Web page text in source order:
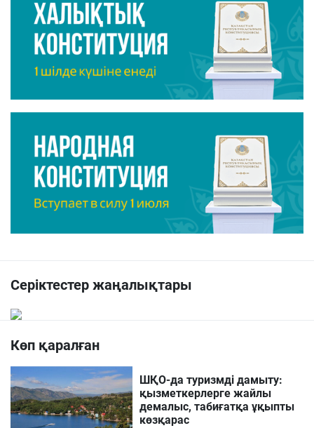
Серіктестер жаңалықтары
Көп қаралған
ШҚО-да туризмді дамыту:
қызметкерлерге жайлы
демалыс, табиғатқа ұқыпты
көзқарас